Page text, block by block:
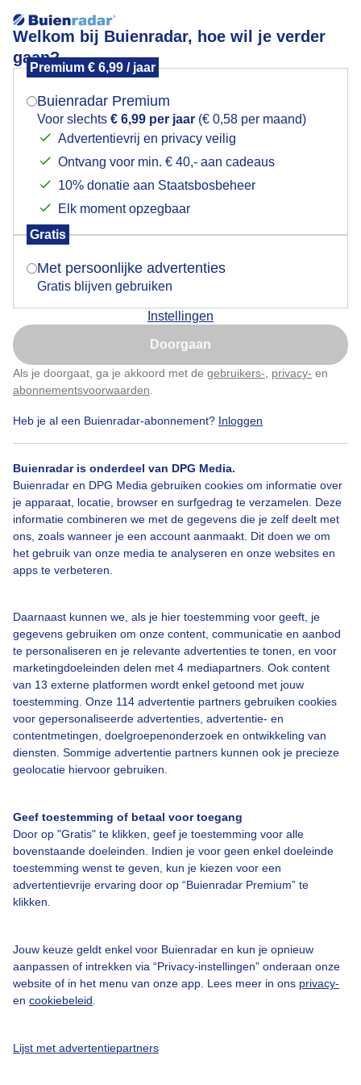
Welkom bij Buienradar, hoe wil je verder
gaan?
Premium € 6,99 / jaar
Buienradar Premium
Voor slechts € 6,99 per jaar (€ 0,58 per maand)
Advertentievrij en privacy veilig
Ontvang voor min. € 40,- aan cadeaus
10% donatie aan Staatsbosbeheer
Elk moment opzegbaar
Gratis
Met persoonlijke advertenties
Gratis blijven gebruiken
Instellingen
Doorgaan
Als je doorgaat, ga je akkoord met de gebruikers- privacy- en
abonnementsvoorwaarden
Heb je al een Buienradar-abonnement? Inloggen
Buienradar is onderdeel van DPG Media.
Buienradar en DPG Media gebruiken cookies om informatie over
je apparaat, locatie, browser en surfgedrag te verzamelen. Deze
informatie combineren we met de gegevens die je zelf deelt met
ons, zoals wanneer je een account aanmaakt. Dit doen we om
het gebruik van onze media te analyseren en onze websites en
apps te verbeteren.
Daarnaast kunnen we, als je hier toestemming voor geeft, je
gegevens gebruiken om onze content, communicatie en aanbod
te personaliseren en je relevante advertenties te tonen, en voor
marketingdoeleinden delen met 4 mediapartners. Ook content
van 13 externe platformen wordt enkel getoond met jouw
toestemming. Onze 114 advertentie partners gebruiken cookies
voor gepersonaliseerde advertenties, advertentie- en
contentmetingen, doelgroepenonderzoek en ontwikkeling van
diensten. Sommige advertentie partners kunnen ook je precieze
geolocatie hiervoor gebruiken.
Geef toestemming of betaal voor toegang
Door op "Gratis" te klikken, geef je toestemming voor alle
bovenstaande doeleinden. Indien je voor geen enkel doeleinde
toestemming wenst te geven, kun je kiezen voor een
advertentievrije ervaring door op “Buienradar Premium” te
klikken.
Jouw keuze geldt enkel voor Buienradar en kun je opnieuw
aanpassen of intrekken via “Privacy-instellingen” onderaan onze
website of in het menu van onze app. Lees meer in ons privacy-
en cookiebeleid
Lijst met advertentiepartners
Heidense wandeling
Mooie dag en helaas daardoor wel heel druk, maar
was t alsnog waard
Door: Natasja en Martijn Stegeman
Heide Posbank Zomer
Bekijk slideshow
Een moment geduld aub...
Bedrijfsgegevens
Veelgestelde vragen
Contact
Gebruikersvoorwaarden
Adverteren
Privacy beleid
Mogen we je locatie gebruiken voor het
Indien je hier nog geen akkoord op hebt gegeven,
verschijnt er zo een pop-up uit je browser waarin
Is goed, toon de popup
Nu niet, misschien later
Klik hierom dit aan te passen